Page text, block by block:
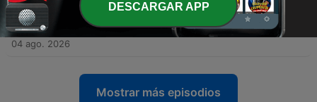
1916 - Alberto de Belaunde - La gran batalla del libro
contra el celular
04 ago. 2026
Mostrar más episodios
DESCARGAR APP